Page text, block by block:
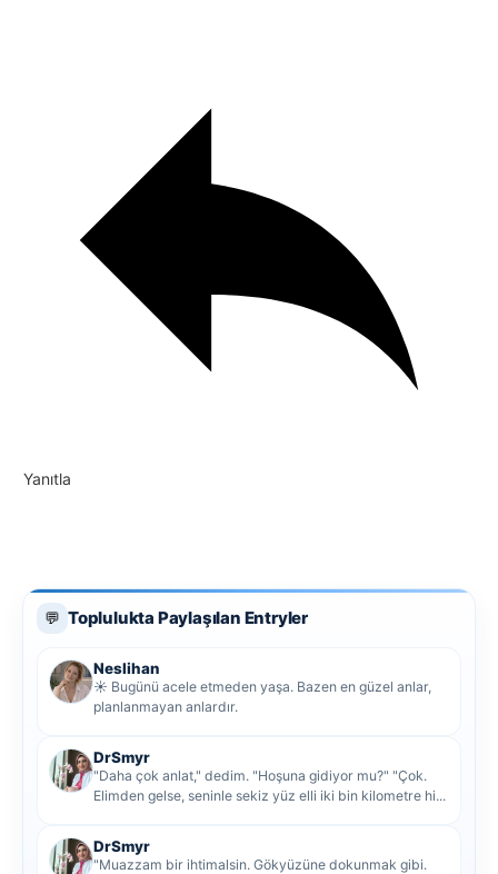
Yanıtla
💬 Toplulukta Paylaşılan Entryler
Neslihan
☀️ Bugünü acele etmeden yaşa. Bazen en güzel anlar,
planlanmayan anlardır.
DrSmyr
"Daha çok anlat," dedim. "Hoşuna gidiyor mu?" "Çok.
Elimden gelse, seninle sekiz yüz elli iki bin kilometre hi...
DrSmyr
"Muazzam bir ihtimalsin. Gökyüzüne dokunmak gibi.